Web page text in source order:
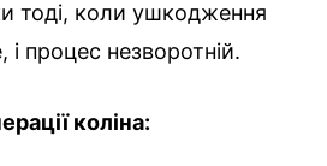
тоді, коли ушкодження
процес незворотній.
коліна: